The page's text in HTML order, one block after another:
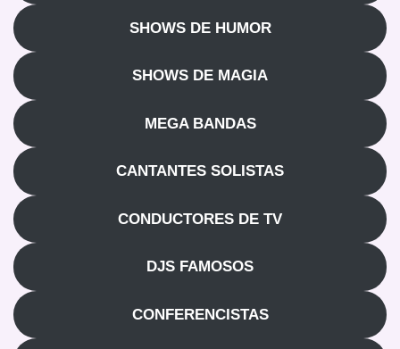
SHOWS DE HUMOR
SHOWS DE MAGIA
MEGA BANDAS
CANTANTES SOLISTAS
CONDUCTORES DE TV
DJS FAMOSOS
CONFERENCISTAS